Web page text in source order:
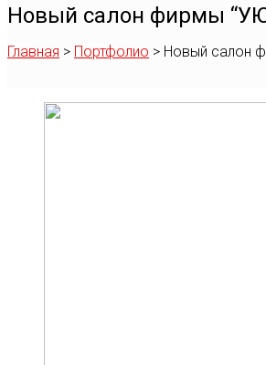
Новый салон фирмы
Главная > Портфолио > Новый салон